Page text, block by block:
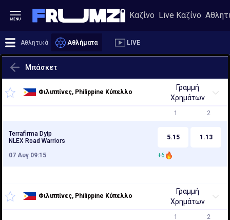
Καζίνο Live Καζίνο
Αθλητικά Αθλήματα LIVE
Μπάσκετ
Φιλιππίνες, Philippine Κύπελλο
Γραμμή
Χρημάτων
1 2
Terrafirma Dyip
NLEX Road Warriors
5.15 1.13
07 Αυγ 09:15 +6
Φιλιππίνες, Philippine Κύπελλο
Γραμμή
Χρημάτων
1 2